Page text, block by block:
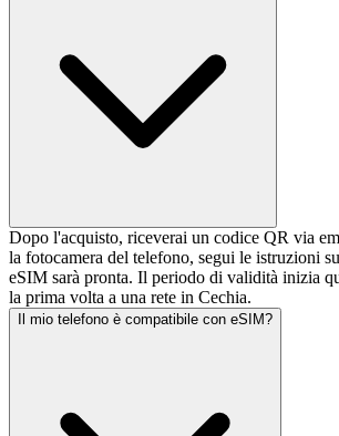
Dopo l'acquisto, riceverai un codice QR via
la fotocamera del telefono, segui le istruzioni
eSIM sarà pronta. Il periodo di validità inizia
la prima volta a una rete in Cechia.
Il mio telefono è compatibile con eSIM?